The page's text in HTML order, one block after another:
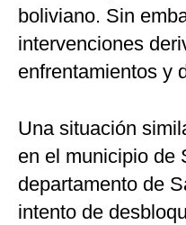
boliviano. Sin
intervenciones
enfrentamientos y
Una situación
en el municipio de
departamento de
intento de